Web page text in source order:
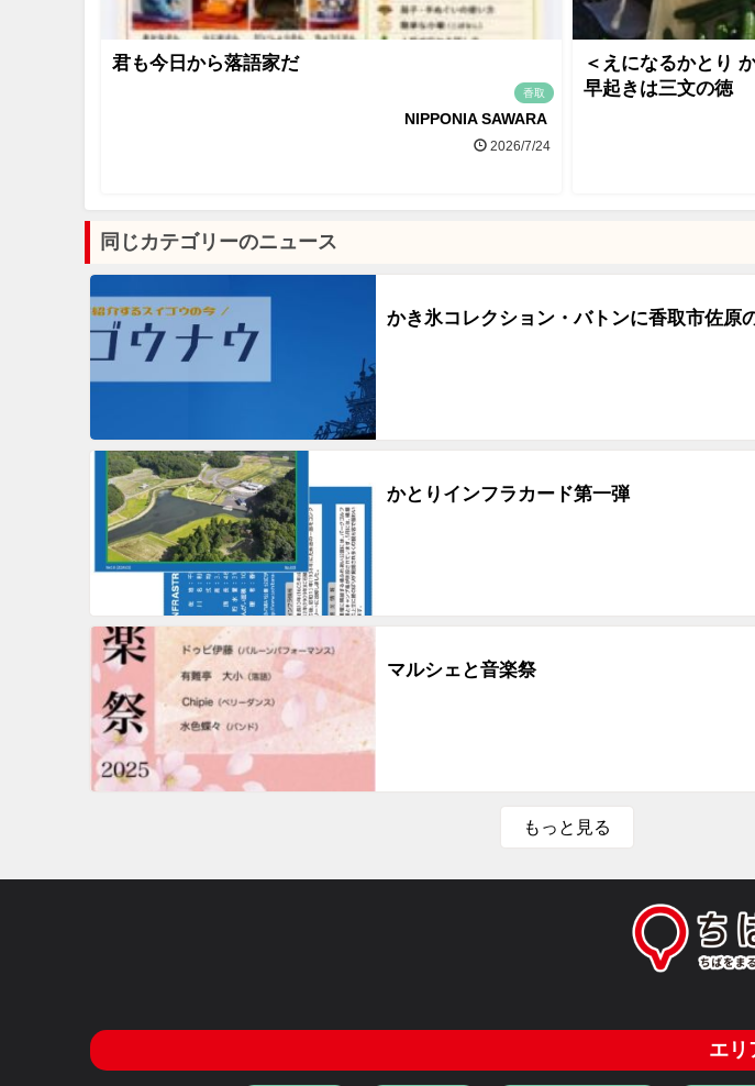
君も今日から落語家だ
香取
NIPPONIA SAWARA
2026/7/24
＜えになるかとり
早起きは三文の徳
同じカテゴリーのニュース
かき氷コレクション・バトンに香取市佐原
かとりインフラカード第一弾
マルシェと音楽祭
もっと見る
エリ